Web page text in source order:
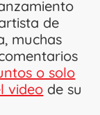
de
muchas
o solo
video de su